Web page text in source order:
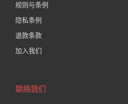
规则与条例
隐私条例
退款条款
加入我们
联络我们